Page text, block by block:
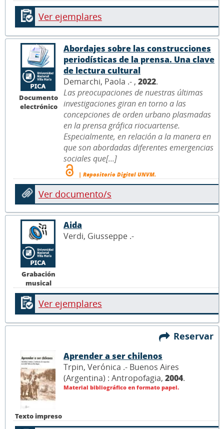
Ver ejemplares
Documento
electrónico
Abordajes sobre las construcciones
periodísticas de la prensa. Una clave
de lectura cultural
Demarchi, Paola .- , 2022.
Las preocupaciones de nuestras últimas
investigaciones giran en torno a las
concepciones de orden urbano plasmadas
en la prensa gráfica riocuartense.
Especialmente, en relación a la manera en
que son abordadas diferentes emergencias
sociales que[...]
| Repositorio Digital UNVM.
Ver documento/s
Grabación
musical
Aida
Verdi, Giusseppe .-
Ver ejemplares
Reservar
Texto impreso
Aprender a ser chilenos
Trpin, Verónica .- Buenos Aires
(Argentina) : Antropofagia, 2004.
Material bibliográfico en formato papel.